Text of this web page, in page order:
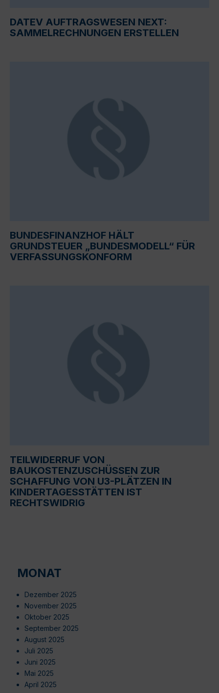
DATEV AUFTRAGSWESEN NEXT:
SAMMELRECHNUNGEN ERSTELLEN
BUNDESFINANZHOF HÄLT
GRUNDSTEUER „BUNDESMODELL“ FÜR
VERFASSUNGSKONFORM
TEILWIDERRUF VON
BAUKOSTENZUSCHÜSSEN ZUR
SCHAFFUNG VON U3-PLÄTZEN IN
KINDERTAGESSTÄTTEN IST
RECHTSWIDRIG
MONAT
Dezember 2025
November 2025
Oktober 2025
September 2025
August 2025
Juli 2025
Juni 2025
Mai 2025
April 2025